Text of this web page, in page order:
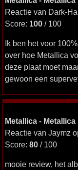
Reactie van Dark-
Score: 100 / 100
Ik ben het voor
over hoe Metallica
deze plaat moet
gewoon een
Metallica - Metallica
Reactie van Jaymz
Score: 80 / 100
mooie review, het